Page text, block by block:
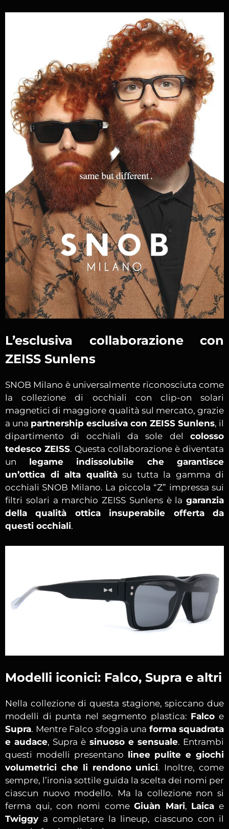
L’esclusiva collaborazione con
ZEISS Sunlens
SNOB Milano è universalmente riconosciuta come
la collezione di occhiali con clip-on solari
magnetici di maggiore qualità sul mercato, grazie
a una partnership esclusiva con ZEISS Sunlens, il
dipartimento di occhiali da sole del colosso
tedesco ZEISS. Questa collaborazione è diventata
un legame indissolubile che garantisce
un’ottica di alta qualitàsu tutta la gamma di
occhiali SNOB Milano. La piccola “Z” impressa sui
filtri solari a marchio ZEISS Sunlens è la garanzia
della qualità ottica insuperabile offerta da
questi occhiali.
Modelli iconici: Falco, Supra e altri
Nella collezione di questa stagione, spiccano due
modelli di punta nel segmento plastica: Falco e
Supra. Mentre Falco sfoggia una forma squadrata
e audace, Supra è sinuoso e sensuale. Entrambi
questi modelli presentano linee pulite e giochi
volumetrici che li rendono unici. Inoltre, come
sempre, l’ironia sottile guida la scelta dei nomi per
ciascun nuovo modello. Ma la collezione non si
ferma qui, con nomi comeGiuàn Mari, Laica e
Twiggy a completare la lineup, ciascuno con il